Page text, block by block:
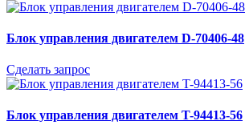
Блок управления двигателем D-70406-48
Сделать запрос
Блок управления двигателем T-94413-56